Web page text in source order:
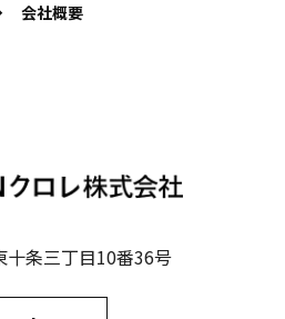
十条三丁目10番36号
会社概要